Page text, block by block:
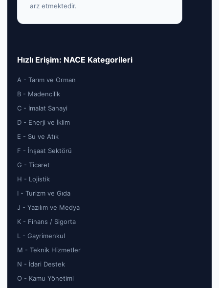
arz etmektedir.
Hızlı Erişim: NACE Kategorileri
A - Tarım ve Orman
B - Madencilik
C - İmalat Sanayi
D - Enerji ve İklim
E - Su ve Atık
F - İnşaat Sektörü
G - Ticaret
H - Lojistik
I - Turizm ve Gıda
J - Yazılım ve Medya
K - Finans / Sigorta
L - Gayrimenkul
M - Teknik Hizmetler
N - İdari Destek
O - Kamu Yönetimi